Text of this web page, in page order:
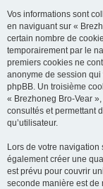
Vos informations sont
en naviguant sur «
certain nombre de
temporairement par le
premiers cookies ne
anonyme de session
phpBB. Un troisième
« Brezhoneg Bro-Vear
consultés et permettant
qu’utilisateur.
Lors de votre
également créer une
est prévu pour couvrir
seconde manière est de